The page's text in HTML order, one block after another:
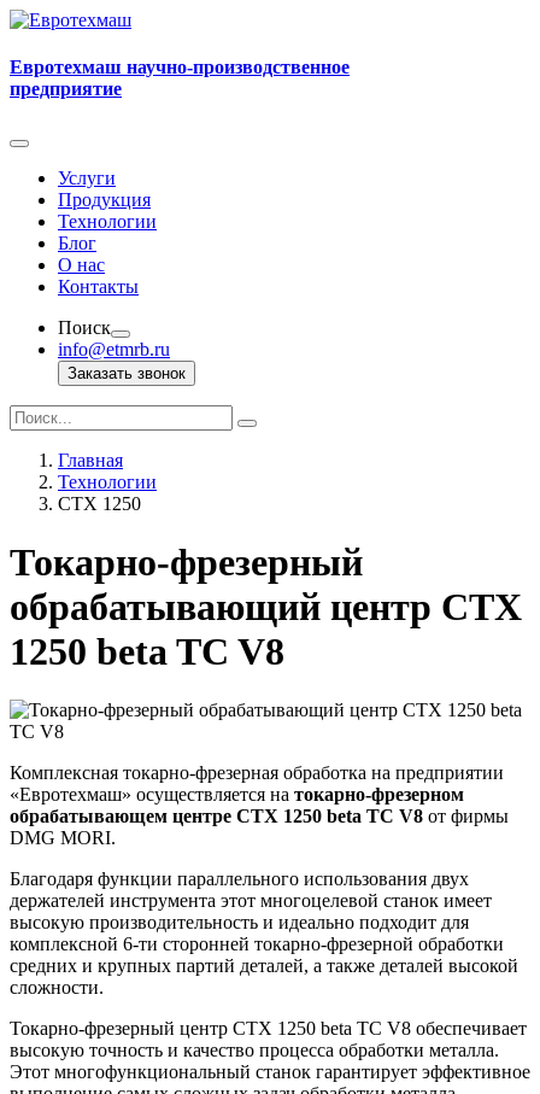
Евротехмаш научно-производственное
предприятие
Услуги
Продукция
Технологии
Блог
О нас
Контакты
Поиск
info@etmrb.ru
Заказать звонок
Главная
Технологии
CTX 1250
Токарно-фрезерный
обрабатывающий центр CTX
1250 beta TC V8
Комплексная токарно-фрезерная обработка на предприятии
«Евротехмаш» осуществляется на токарно-фрезерном
обрабатывающем центре CTX 1250 beta TC V8 от фирмы
DMG MORI.
Благодаря функции параллельного использования двух
держателей инструмента этот многоцелевой станок имеет
высокую производительность и идеально подходит для
комплексной 6-ти сторонней токарно-фрезерной обработки
средних и крупных партий деталей, а также деталей высокой
сложности.
Токарно-фрезерный центр CTX 1250 beta TC V8 обеспечивает
высокую точность и качество процесса обработки металла.
Этот многофункциональный станок гарантирует эффективное